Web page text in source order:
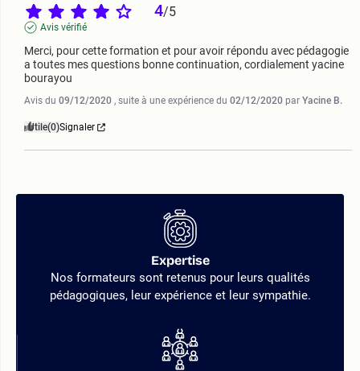
4/5
Avis vérifié
Merci, pour cette formation et pour avoir répondu avec pédagogie
a toutes mes questions bonne continuation, cordialement yacine
bourayou
Avis du 09/12/2020 , suite à une expérience du 02/12/2020 par Yacine B.
Utile(0)Signaler
Expertise
Nos formateurs sont retenus pour leurs qualités
pédagogiques, leur expérience et leur sympathie.